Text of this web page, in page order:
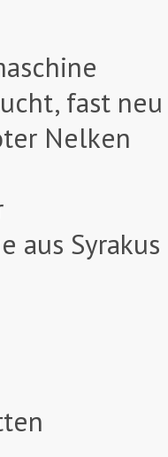
fast neu
Nelken
aus Syrakus